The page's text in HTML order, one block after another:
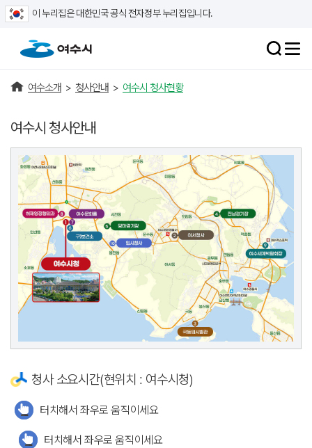
이 누리집은 대한민국 공식 전자정부 누리집입니다.
여수소개 > 청사안내 > 여수시 청사현황
여수시 청사안내
청사 소요시간(현위치 : 여수시청)
터치해서 좌우로 움직이세요
터치해서 좌우로 움직이세요